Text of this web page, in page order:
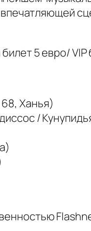
5 евро/ VIP
Ханья)
/